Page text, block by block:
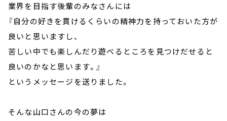
業界を目指す後輩のみなさんには
『自分の好きを貫けるくらいの精神力を持っておいた方が
良いと思いますし、
苦しい中でも楽しんだり遊べるところを見つけだせると
良いのかなと思います。』
というメッセージを送りました。
そんな山口さんの今の夢は